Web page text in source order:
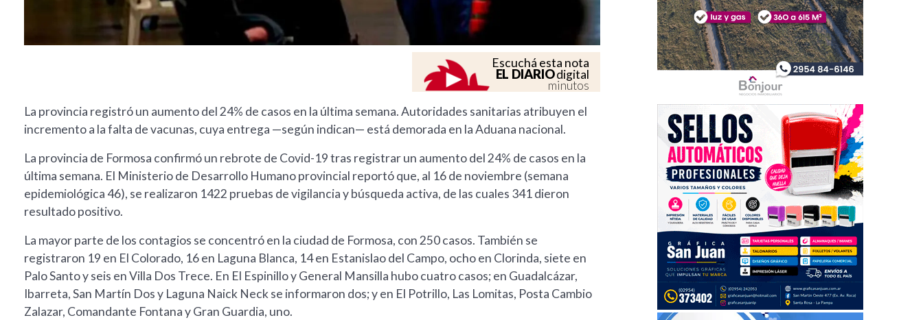
Escuchá esta nota
EL DIARIOdigital
minutos
La provincia registró un aumento del 24% de casos en la última semana. Autoridades sanitarias atribuyen el
incremento a la falta de vacunas, cuya entrega —según indican— está demorada en la Aduana nacional.
La provincia de Formosa confirmó un rebrote de Covid-19 tras registrar un aumento del 24% de casos en la
última semana. El Ministerio de Desarrollo Humano provincial reportó que, al 16 de noviembre (semana
epidemiológica 46), se realizaron 1422 pruebas de vigilancia y búsqueda activa, de las cuales 341 dieron
resultado positivo.
La mayor parte de los contagios se concentró en la ciudad de Formosa, con 250 casos. También se
registraron 19 en El Colorado, 16 en Laguna Blanca, 14 en Estanislao del Campo, ocho en Clorinda, siete en
Palo Santo y seis en Villa Dos Trece. En El Espinillo y General Mansilla hubo cuatro casos; en Guadalcázar,
Ibarreta, San Martín Dos y Laguna Naick Neck se informaron dos; y en El Potrillo, Las Lomitas, Posta Cambio
Zalazar, Comandante Fontana y Gran Guardia, uno.